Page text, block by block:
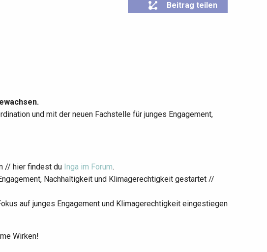
Beitrag teilen
und mit der neuen Fachstelle für junges Engagement,
// hier findest du Inga im Forum.
Nachhaltigkeit und Klimagerechtigkeit gestartet //
auf junges Engagement und Klimagerechtigkeit eingestiegen
Wirken!